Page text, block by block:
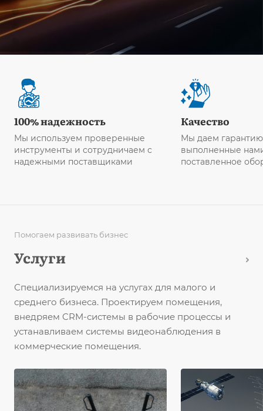
100% надежность
Мы используем проверенные
инструменты и сотрудничаем с
надежными поставщиками
Качество
Мы даем
выполненные
поставленное
Помогаем развивать бизнес
Услуги
Специализируемся на услугах для малого и
среднего бизнеса. Проектируем помещения,
внедряем CRM-системы в рабочие процессы и
устанавливаем системы видеонаблюдения в
коммерческие помещения.